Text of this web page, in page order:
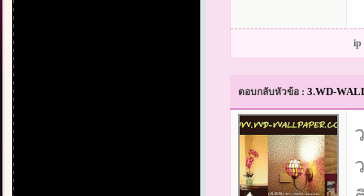
ตอบกลับหัวข้อ : 3.WD-